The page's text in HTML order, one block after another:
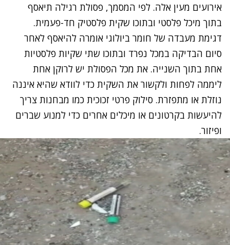
אירועים מעין אלה. לפי המסמך, פסולת רגילה תיאסף
בתוך מיכל פלסטי ובתוכו שקית פלסטיק חד-פעמית.
דגימת מעבדה של חומר ביולוגי אומרה להיאסף לאחר
סיום הבדיקה במכל נפרד ובתוכו שתי שקיות פלסטיות
אחת בתוך השנייה. את מכל הפסולת יש לרוקן אחת
ליממה לפחות ולקשור את השקית כדי לוודא שהיא איננה
נוזלת או מתפזרת. סילוק פרטי זכוכית כמו מבחנות צריך
להיעשות בקרטונים או מיכלים אחרים כדי למנוע שברים
ופיזור.